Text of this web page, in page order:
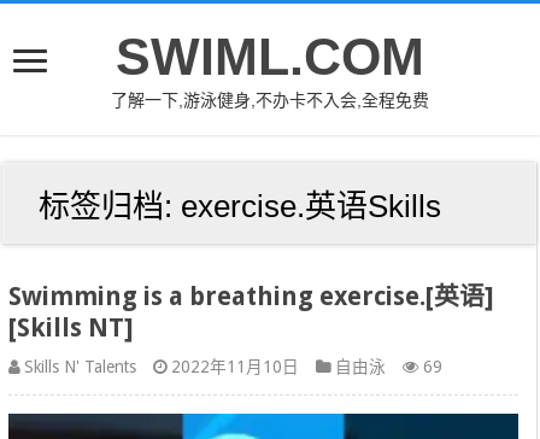
SWIML.COM
了解一下,游泳健身,不办卡不入会,全程免费
标签归档: exercise.英语Skills
Swimming is a breathing exercise.[英语]
[Skills NT]
Skills N' Talents 2022年11月10日 自由泳 69